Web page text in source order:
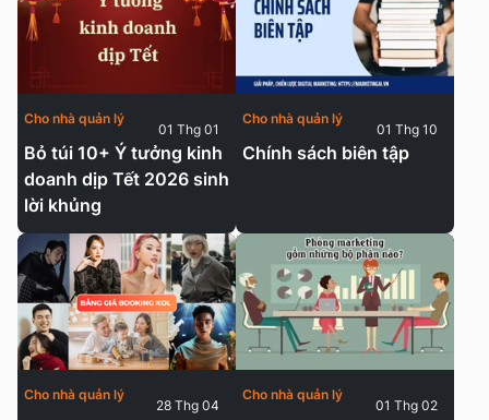
Bỏ túi 10+ Ý tưởng kinh
doanh dịp Tết 2026 sinh
lời khủng
Cho nhà quản lý
01 Thg 01
Chính sách biên tập
Cho nhà quản lý
01 Thg 10
Cho nhà quản lý
28 Thg 04
Cho nhà quản lý
01 Thg 02